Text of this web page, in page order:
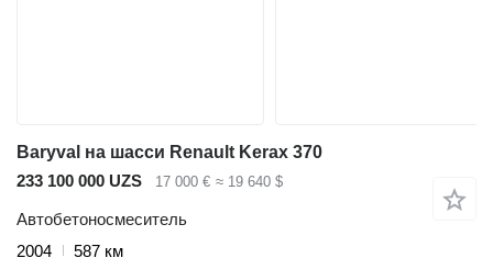
Baryval на шасси Renault Kerax 370
233 100 000 UZS
17 000 € ≈ 19 640 $
Автобетоносмеситель
2004
587 км